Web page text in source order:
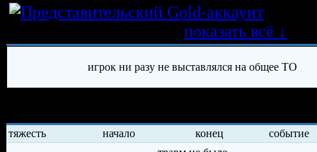
показать всё ↓
игрок ни разу не выставлялся на общее ТО
тяжесть начало конец
событие